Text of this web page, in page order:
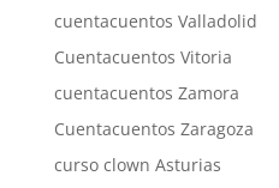
cuentacuentos Valladolid
Cuentacuentos Vitoria
cuentacuentos Zamora
Cuentacuentos Zaragoza
curso clown Asturias